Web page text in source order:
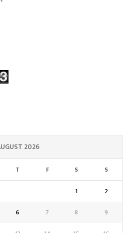
2026
T F S S
1
2
6 7 8
9